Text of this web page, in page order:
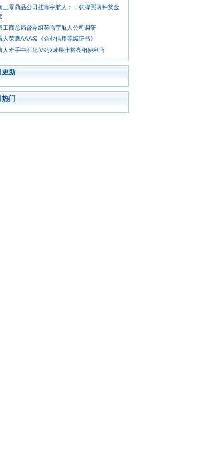
三零鼎品公司挂靠宇航人：一张牌照两种奖金
工商总局督导组莅临宇航人公司调研
人荣膺AAA级《企业信用等级证书》
人牵手中石化 V9沙棘果汁将亮相便利店
更新
热门